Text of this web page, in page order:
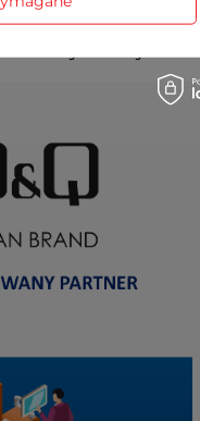
jest przez